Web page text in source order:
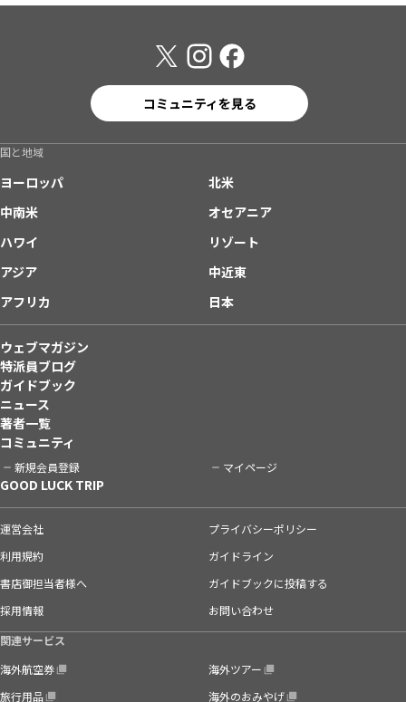
コミュニティを見る
国と地域
ヨーロッパ
北米
中南米
オセアニア
ハワイ
リゾート
アジア
中近東
アフリカ
日本
ウェブマガジン
特派員ブログ
ガイドブック
ニュース
著者一覧
コミュニティ
新規会員登録 マイページ
GOOD LUCK TRIP
運営会社
プライバシーポリシー
利用規約
ガイドライン
書店御担当者様へ
ガイドブックに投稿する
採用情報
お問い合わせ
関連サービス
海外航空券
海外ツアー
旅行用品
海外のおみやげ